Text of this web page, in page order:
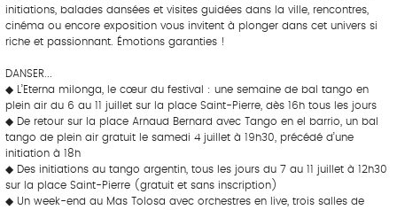
initiations, balades dansées et visites guidées dans la ville, rencontres,
cinéma ou encore exposition vous invitent à plonger dans cet univers si
riche et passionnant. Émotions garanties !
DANSER...
◆ L’Eterna milonga, le cœur du festival : une semaine de bal tango en
plein air du 6 au 11 juillet sur la place Saint-Pierre, dès 16h tous les jours
◆ De retour sur la place Arnaud Bernard avec Tango en el barrio, un bal
tango de plein air gratuit le samedi 4 juillet à 19h30, précédé d’une
initiation à 18h
◆ Des initiations au tango argentin, tous les jours du 7 au 11 juillet à 12h30
sur la place Saint-Pierre (gratuit et sans inscription)
◆ Un week-end au Mas Tolosa avec orchestres en live, trois salles de